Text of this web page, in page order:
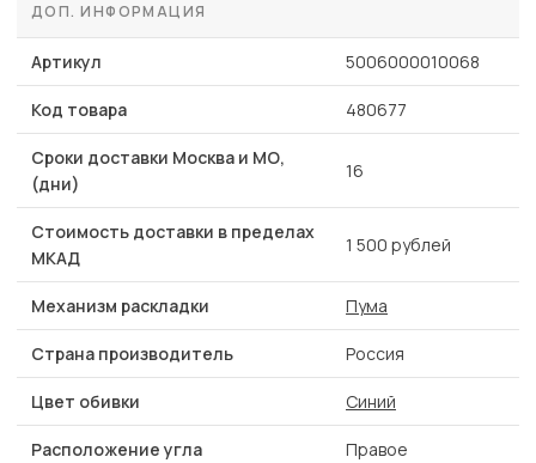
ДОП. ИНФОРМАЦИЯ
Артикул 5006000010068
Код товара 480677
Сроки доставки Москва и МО,
(дни)
16
Стоимость доставки в пределах
МКАД
1 500 рублей
Механизм раскладки Пума
Страна производитель Россия
Цвет обивки Синий
Расположение угла Правое